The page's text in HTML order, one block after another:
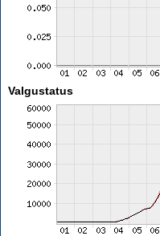
Valgustatus